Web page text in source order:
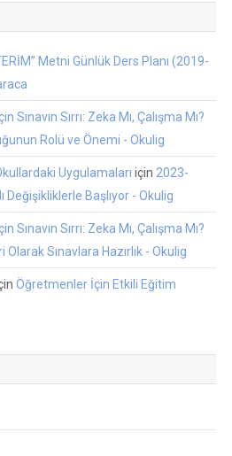
Metni Günlük Ders Planı (2019-
Sınavın Sırrı: Zeka Mı, Çalışma Mı?
Rolü ve Önemi - Okulig
Uygulamaları için 2023-
Değişikliklerle Başlıyor - Okulig
Sınavın Sırrı: Zeka Mı, Çalışma Mı?
Sınavlara Hazırlık - Okulig
Öğretmenler İçin Etkili Eğitim